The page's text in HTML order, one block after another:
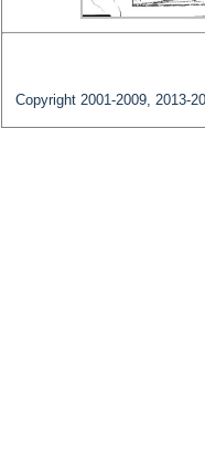
Copyright 2001-2009, 2013-